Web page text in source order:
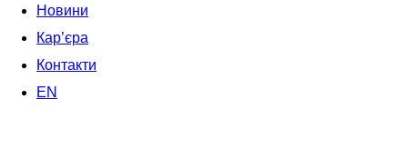
Новини
Кар’єра
Контакти
EN